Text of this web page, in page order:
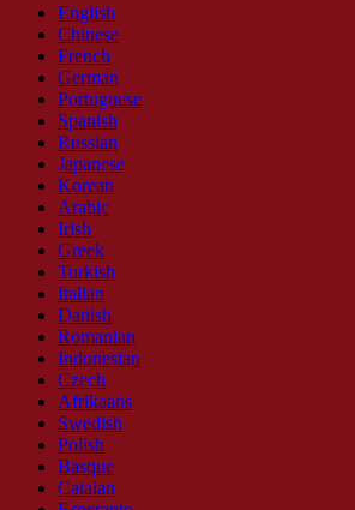
English
Chinese
French
German
Portuguese
Spanish
Russian
Japanese
Korean
Arabic
Irish
Greek
Turkish
Italian
Danish
Romanian
Indonesian
Czech
Afrikaans
Swedish
Polish
Basque
Catalan